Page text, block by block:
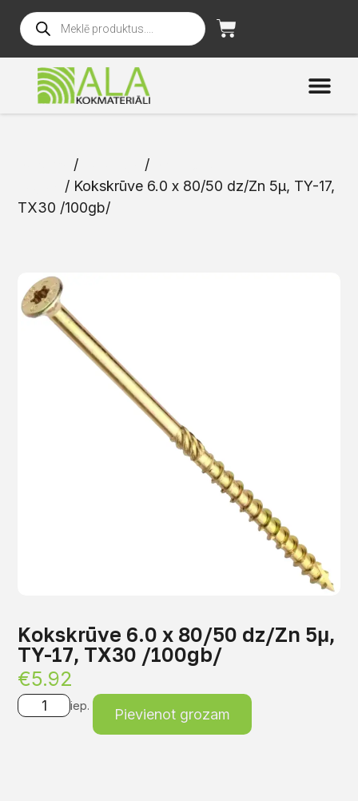
/ /
/ Kokskrūve 6.0 x 80/50 dz/Zn 5μ, TY-17,
TX30 /100gb/
Kokskrūve 6.0 x 80/50 dz/Zn 5μ,
TY-17, TX30 /100gb/
€5.92
iep.
Pievienot grozam